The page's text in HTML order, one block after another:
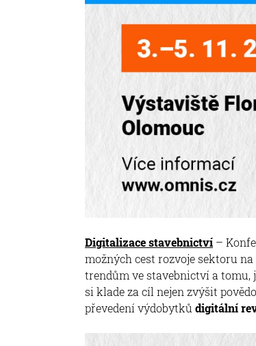
Digitalizace stavebnictví –
možných cest rozvoje sektoru na
trendům ve stavebnictví a tomu,
si klade za cíl nejen zvýšit
převedení výdobytků digitální